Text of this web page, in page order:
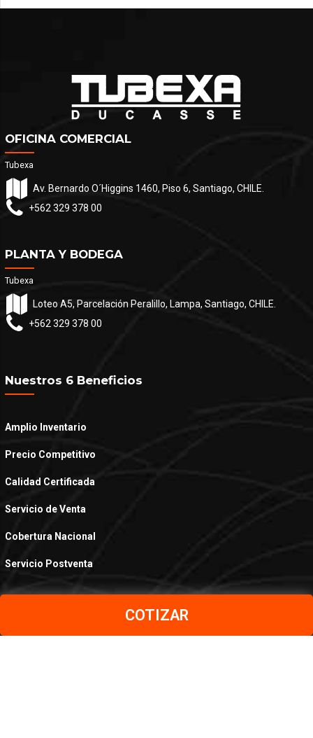
COTIZAR
OFICINA COMERCIAL
Tubexa
Av. Bernardo O´Higgins 1460, Piso 6, Santiago, CHILE.
+562 329 378 00
PLANTA Y BODEGA
Tubexa
Loteo A5, Parcelación Peralillo, Lampa, Santiago, CHILE.
+562 329 378 00
Nuestros 6 Beneficios
Amplio Inventario
Precio Competitivo
Calidad Certificada
Servicio de Venta
Cobertura Nacional
Servicio Postventa